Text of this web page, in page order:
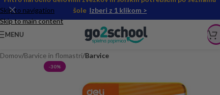
Skip to navigation
Skip to main content
šole Izberi z 1 klikom >
MENU
Domov Barvice in flomastri Barvice
-30%